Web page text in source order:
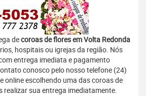
decoroas de flores em Volta Redonda
hospitais ou igrejas da região. Nós
entrega imediata e pagamento
conosco pelo nosso telefone (24)
online escolhendo uma das coroas de
realizar sua entrega imediatamente.